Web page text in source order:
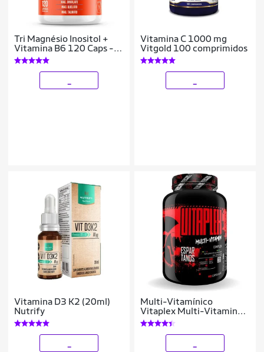
Tri Magnésio Inositol +
Vitamina B6 120 Caps -
Bigens
Vitamina C 1000 mg
Vitgold 100 comprimidos
Vitamina D3 K2 (20ml)
Nutrify
Multi-Vitamínico
Vitaplex Multi-Vitamin
Complex Espartanos